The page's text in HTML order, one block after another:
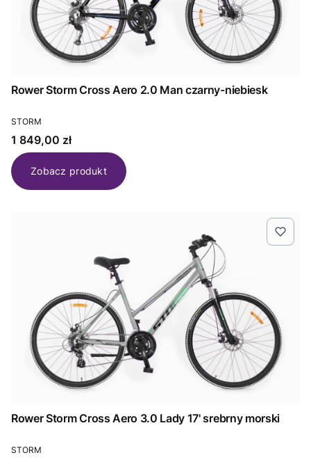
Rower Storm Cross Aero 2.0 Man czarny-niebiesk
PRODUCENT
STORM
Cena
1 849,00 zł
Zobacz produkt
Rower Storm Cross Aero 3.0 Lady 17' srebrny morski
PRODUCENT
STORM